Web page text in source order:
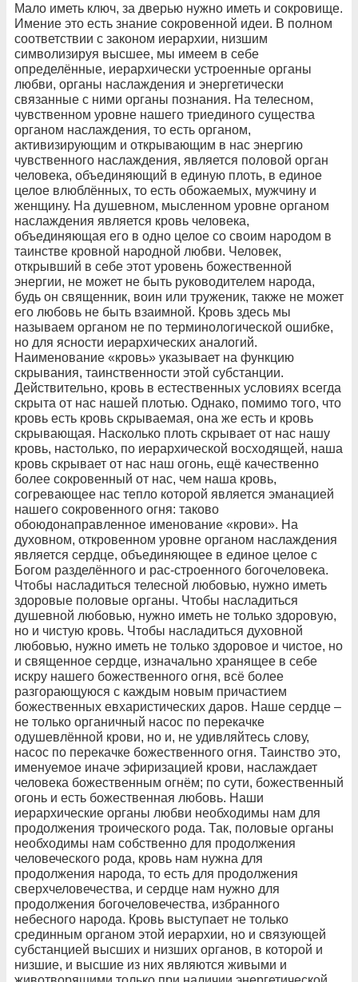
Мало иметь ключ, за дверью нужно иметь и сокровище.
Имение это есть знание сокровенной идеи. В полном
соответствии с законом иерархии, низшим
символизируя высшее, мы имеем в себе
определённые, иерархически устроенные органы
любви, органы наслаждения и энергетически
связанные с ними органы познания. На телесном,
чувственном уровне нашего триединого существа
органом наслаждения, то есть органом,
активизирующим и открывающим в нас энергию
чувственного наслаждения, является половой орган
человека, объединяющий в единую плоть, в единое
целое влюблённых, то есть обожаемых, мужчину и
женщину. На душевном, мысленном уровне органом
наслаждения является кровь человека,
объединяющая его в одно целое со своим народом в
таинстве кровной народной любви. Человек,
открывший в себе этот уровень божественной
энергии, не может не быть руководителем народа,
будь он священник, воин или труженик, также не может
его любовь не быть взаимной. Кровь здесь мы
называем органом не по терминологической ошибке,
но для ясности иерархических аналогий.
Наименование «кровь» указывает на функцию
скрывания, таинственности этой субстанции.
Действительно, кровь в естественных условиях всегда
скрыта от нас нашей плотью. Однако, помимо того, что
кровь есть кровь скрываемая, она же есть и кровь
скрывающая. Насколько плоть скрывает от нас нашу
кровь, настолько, по иерархической восходящей, наша
кровь скрывает от нас наш огонь, ещё качественно
более сокровенный от нас, чем наша кровь,
согревающее нас тепло которой является эманацией
нашего сокровенного огня: таково
обоюдонаправленное именование «крови». На
духовном, откровенном уровне органом наслаждения
является сердце, объединяющее в единое целое с
Богом разделённого и рас-строенного богочеловека.
Чтобы насладиться телесной любовью, нужно иметь
здоровые половые органы. Чтобы насладиться
душевной любовью, нужно иметь не только здоровую,
но и чистую кровь. Чтобы насладиться духовной
любовью, нужно иметь не только здоровое и чистое, но
и священное сердце, изначально хранящее в себе
искру нашего божественного огня, всё более
разгорающуюся с каждым новым причастием
божественных евхаристических даров. Наше сердце –
не только органичный насос по перекачке
одушевлённой крови, но и, не удивляйтесь слову,
насос по перекачке божественного огня. Таинство это,
именуемое иначе эфиризацией крови, наслаждает
человека божественным огнём; по сути, божественный
огонь и есть божественная любовь. Наши
иерархические органы любви необходимы нам для
продолжения троического рода. Так, половые органы
необходимы нам собственно для продолжения
человеческого рода, кровь нам нужна для
продолжения народа, то есть для продолжения
сверхчеловечества, и сердце нам нужно для
продолжения богочеловечества, избранного
небесного народа. Кровь выступает не только
срединным органом этой иерархии, но и связующей
субстанцией высших и низших органов, в которой и
низшие, и высшие из них являются живыми и